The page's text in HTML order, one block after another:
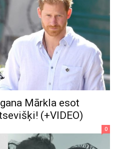
Mārkla esot
(+VIDEO)
0